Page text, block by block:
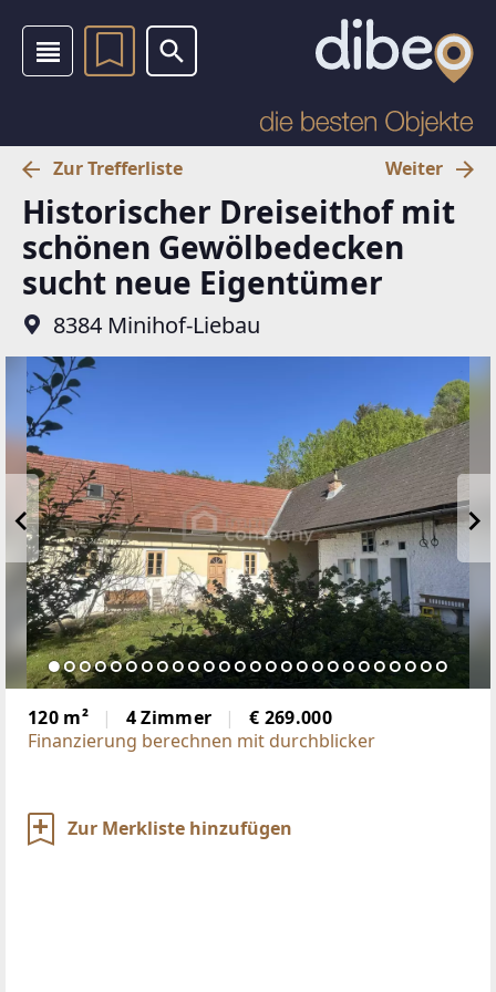
Zur Trefferliste Weiter
Historischer Dreiseithof mit
schönen Gewölbedecken
sucht neue Eigentümer
8384 Minihof-Liebau
120 m² 4 Zimmer
€ 269.000
Finanzierung berechnen mit durchblicker
Zur Merkliste hinzufügen